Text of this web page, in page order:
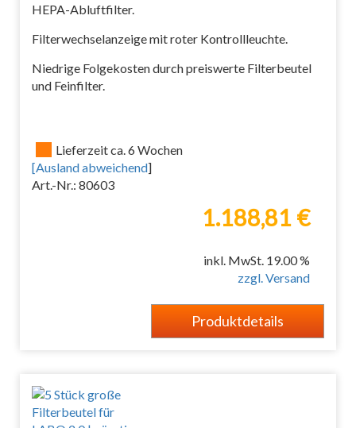
HEPA-Abluftfilter.
Filterwechselanzeige mit roter Kontrollleuchte.
Niedrige Folgekosten durch preiswerte Filterbeutel
und Feinfilter.
Lieferzeit ca. 6 Wochen
[Ausland abweichend]
Art.-Nr.: 80603
1.188,81 €
inkl. MwSt. 19.00 %
zzgl. Versand
Produktdetails